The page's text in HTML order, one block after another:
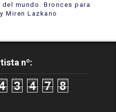
del mundo. Bronces para
Miren Lazkano
nº:
3 4 7 8